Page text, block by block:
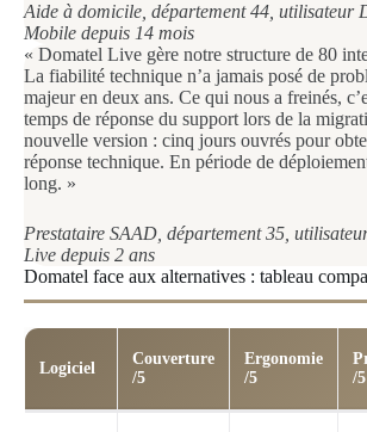
Aide à domicile, département 44, utilisateur
Mobile depuis 14 mois
« Domatel Live gère notre structure de 80
La fiabilité technique n’a jamais posé de
majeur en deux ans. Ce qui nous a freinés,
temps de réponse du support lors de la
nouvelle version : cinq jours ouvrés pour
réponse technique. En période de
long. »
Prestataire SAAD, département 35,
Live depuis 2 ans
Domatel face aux alternatives : tableau
Logiciel
Couverture
/5
Ergonomie
/5
/5